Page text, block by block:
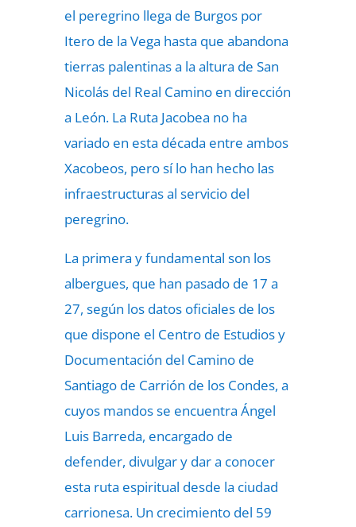
el peregrino llega de Burgos por
Itero de la Vega hasta que abandona
tierras palentinas a la altura de San
Nicolás del Real Camino en dirección
a León. La Ruta Jacobea no ha
variado en esta década entre ambos
Xacobeos, pero sí lo han hecho las
infraestructuras al servicio del
peregrino.
La primera y fundamental son los
albergues, que han pasado de 17 a
27, según los datos oficiales de los
que dispone el Centro de Estudios y
Documentación del Camino de
Santiago de Carrión de los Condes, a
cuyos mandos se encuentra Ángel
Luis Barreda, encargado de
defender, divulgar y dar a conocer
esta ruta espiritual desde la ciudad
carrionesa. Un crecimiento del 59